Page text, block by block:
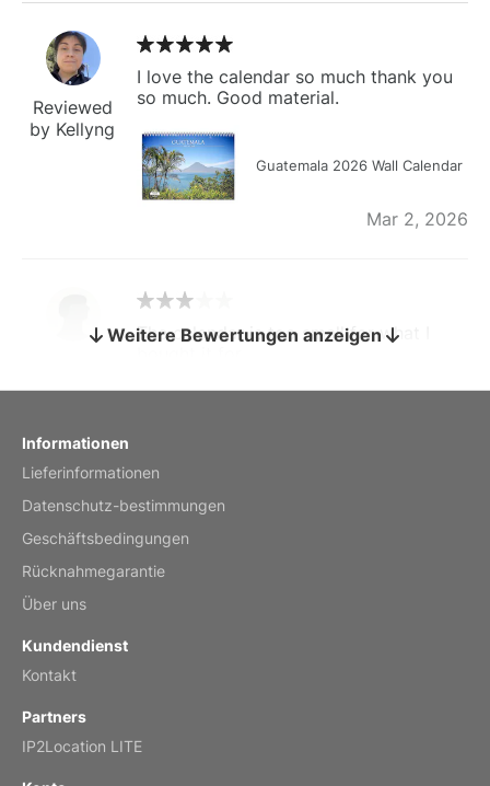
Reviewed
by Kellyng
I love the calendar so much thank you
so much. Good material.
Guatemala 2026 Wall Calendar
Mar 2, 2026
by charles
The calendar is too small for what I
by Anne
Weitere Bewertungen anzeigen
Informationen
Lieferinformationen
Datenschutz-bestimmungen
Geschäftsbedingungen
Rücknahmegarantie
Über uns
Kundendienst
Kontakt
Partners
IP2Location LITE